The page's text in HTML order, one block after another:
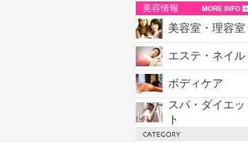
美容情報
美容室・理容室
エステ・ネイル
ボディケア
スパ・ダイエッ
ト